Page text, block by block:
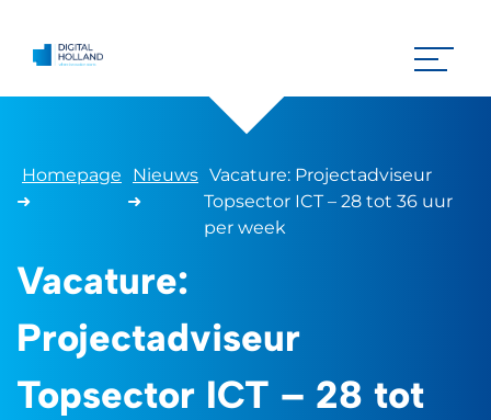
Homepage
➜
Nieuws
➜
Vacature: Projectadviseur
Topsector ICT – 28 tot 36 uur
per week
Vacature:
Projectadviseur
Topsector ICT – 28 tot